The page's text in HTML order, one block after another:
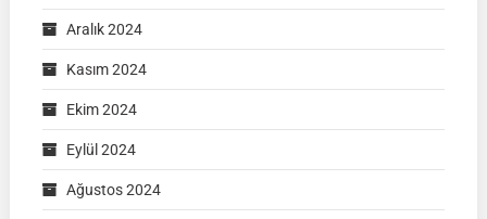
Aralık 2024
Kasım 2024
Ekim 2024
Eylül 2024
Ağustos 2024